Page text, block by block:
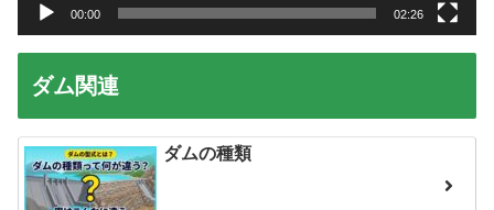
00:00 02:26
ダム関連
ダムの種類